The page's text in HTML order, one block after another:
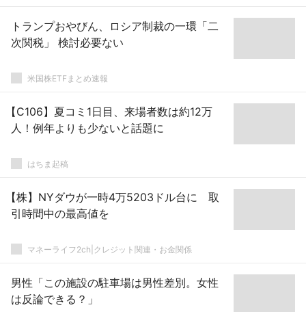
トランプおやびん、ロシア制裁の一環「二
次関税」 検討必要ない
米国株ETFまとめ速報
【C106】夏コミ1日目、来場者数は約12万
人！例年よりも少ないと話題に
はちま起稿
【株】NYダウが一時4万5203ドル台に 取
引時間中の最高値を
マネーライフ2ch|クレジット関連・お金関係
男性「この施設の駐車場は男性差別。女性
は反論できる？」